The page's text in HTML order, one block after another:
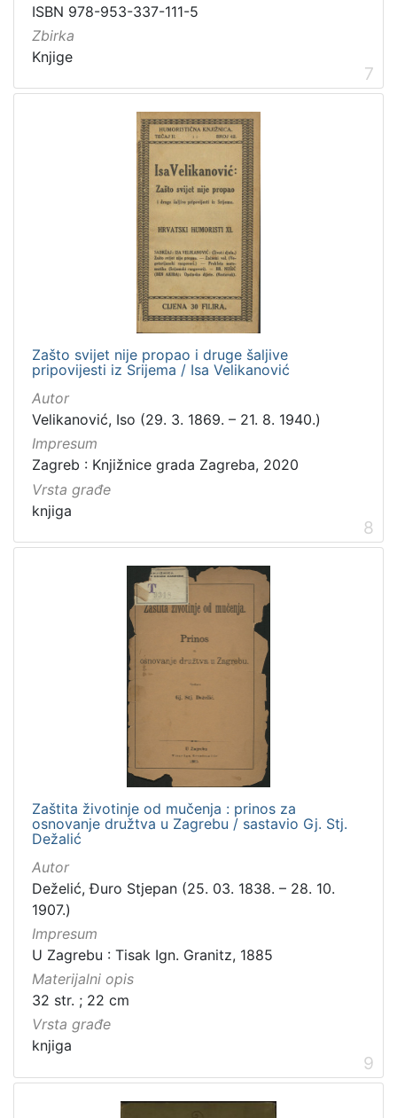
ISBN 978-953-337-111-5
Zbirka
Knjige
7
Zašto svijet nije propao i druge šaljive
pripovijesti iz Srijema / Isa Velikanović
Autor
Velikanović, Iso (29. 3. 1869. – 21. 8. 1940.)
Impresum
Zagreb : Knjižnice grada Zagreba, 2020
Vrsta građe
knjiga
8
Zaštita životinje od mučenja : prinos za
osnovanje družtva u Zagrebu / sastavio Gj. Stj.
Dežalić
Autor
Deželić, Đuro Stjepan (25. 03. 1838. – 28. 10.
1907.)
Impresum
U Zagrebu : Tisak Ign. Granitz, 1885
Materijalni opis
32 str. ; 22 cm
Vrsta građe
knjiga
9